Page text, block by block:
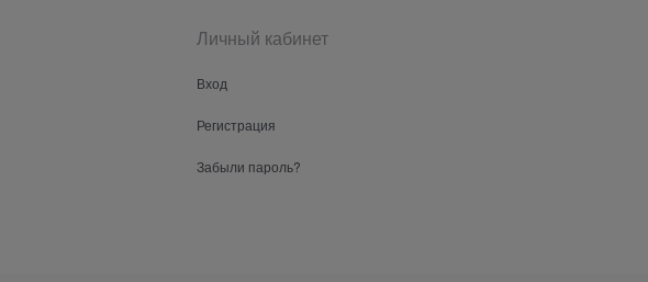
Личный кабинет
Вход
Регистрация
Забыли пароль?